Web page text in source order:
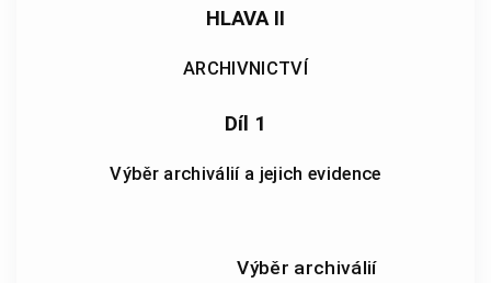
HLAVA II
ARCHIVNICTVÍ
Díl 1
Výběr archiválií a jejich evidence
Výběr archiválií